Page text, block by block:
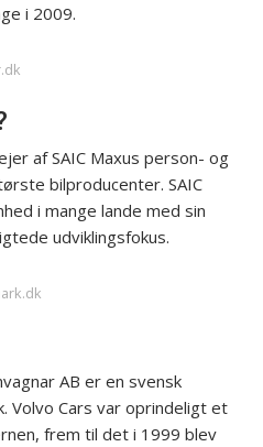
i 2009.
af SAIC Maxus person- og
bilproducenter. SAIC
i mange lande med sin
udviklingsfokus.
AB er en svensk
Volvo Cars var oprindeligt et
frem til det i 1999 blev